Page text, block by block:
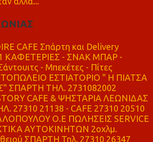
CAFE Σπάρτη και Delivery
ΚΑΦΕΤΕΡΙΕΣ - ΣΝΑΚ ΜΠΑΡ -
- Μπεκέτες - Πίτες
ΕΣΤΙΑΤΟΡΙΟ " Η ΠΙΑΤΣΑ
ΣΠΑΡΤΗ ΤΗΛ. 2731082002
CAFE & ΨΗΣΤΑΡΙΑ ΛΕΩΝΙΔΑΣ
27310 21138 - CAFE 27310 20510
Ο.Ε ΠΩΛΗΣΕΙΣ SERVICE
ΑΥΤΟΚΙΝΗΤΩΝ 2οχλμ.
ΣΠΑΡΤΗ Τηλ. 27310 26347